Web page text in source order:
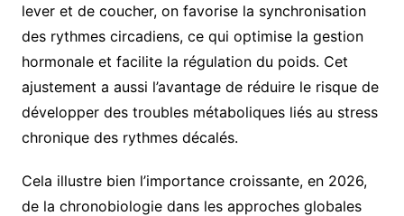
lever et de coucher, on favorise la synchronisation
des rythmes circadiens, ce qui optimise la gestion
hormonale et facilite la régulation du poids. Cet
ajustement a aussi l’avantage de réduire le risque de
développer des troubles métaboliques liés au stress
chronique des rythmes décalés.
Cela illustre bien l’importance croissante, en 2026,
de la chronobiologie dans les approches globales